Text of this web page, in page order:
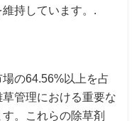
持しています。.
の64.56%以上を占
管理における重要な
。これらの除草剤